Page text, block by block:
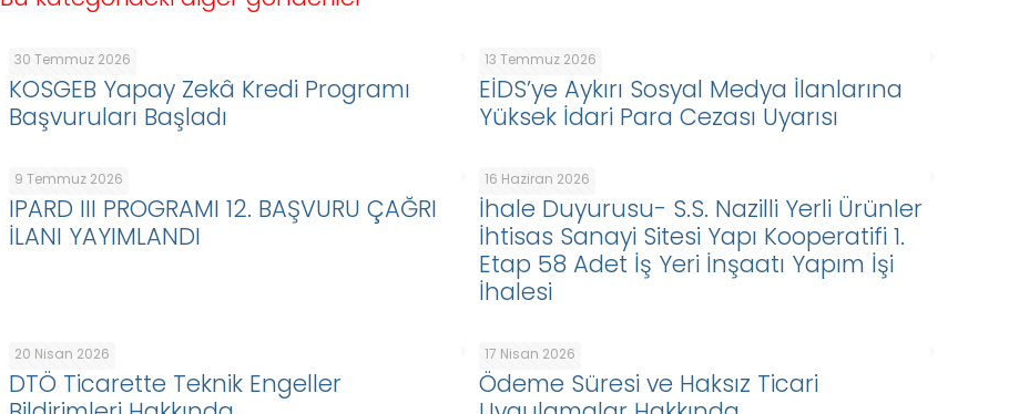
30 Temmuz 2026
KOSGEB Yapay Zekâ Kredi Programı
Başvuruları Başladı
13 Temmuz 2026
EİDS’ye Aykırı Sosyal Medya İlanlarına
Yüksek İdari Para Cezası Uyarısı
9 Temmuz 2026
IPARD III PROGRAMI 12. BAŞVURU ÇAĞRI
İLANI YAYIMLANDI
16 Haziran 2026
İhale Duyurusu- S.S. Nazilli Yerli Ürünler
İhtisas Sanayi Sitesi Yapı Kooperatifi 1.
Etap 58 Adet İş Yeri İnşaatı Yapım İşi
İhalesi
20 Nisan 2026
DTÖ Ticarette Teknik Engeller
17 Nisan 2026
Ödeme Süresi ve Haksız Ticari